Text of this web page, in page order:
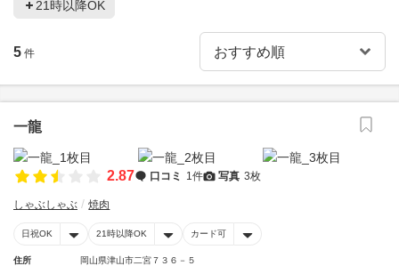
21時以降OK
5 件
一龍
2.87 口コミ 1件 写真 3枚
しゃぶしゃぶ 焼肉
日祝OK 21時以降OK カード可
住所
岡山県津山市二宮７３６－５